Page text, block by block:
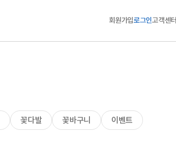
회원가입로그인고객센터
꽃다발 꽃바구니 이벤트